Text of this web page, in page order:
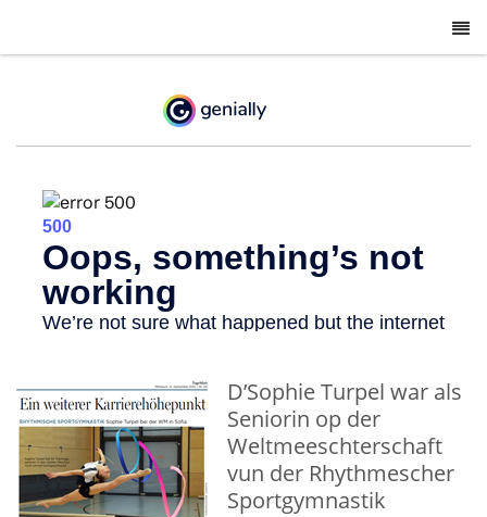
D’Sophie Turpel war als
Seniorin op der
Weltmeeschterschaft
vun der Rhythmescher
Sportgymnastik